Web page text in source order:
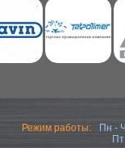
Режим работы:
Пн -